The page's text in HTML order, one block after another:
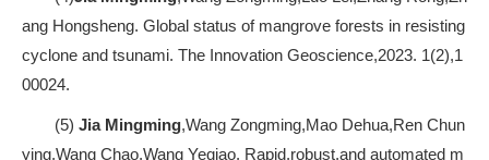
ang Hongsheng. Global status of mangrove forests in resisting
cyclone and tsunami. The Innovation Geoscience,2023. 1(2),1
00024.
(5) Jia Mingming,Wang Zongming,Mao Dehua,Ren Chun
ying,Wang Chao,Wang Yeqiao. Rapid,robust,and automated m